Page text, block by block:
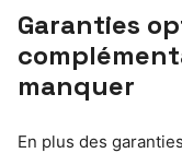
Garanties
manquer
En plus des